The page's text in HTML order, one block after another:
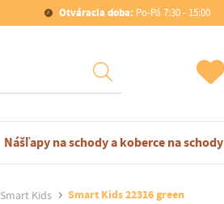
Otváracia doba: Po-Pá 7:30 - 15:00
Nášľapy na schody a koberce na schody
Smart Kids Smart Kids 22316 green